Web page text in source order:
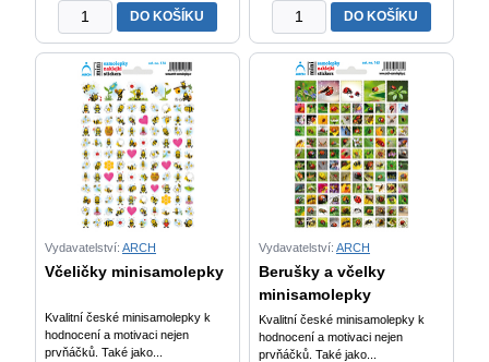
Hvězdičky
žluté
minisamolepky
množství
DO KOŠÍKU
Hvězdičky
červené
glitter
Deco
Stars
množství
DO KOŠÍKU
Vydavatelství: ARCH
Včeličky minisamolepky
Kvalitní české minisamolepky k
hodnocení a motivaci nejen
prvňáčků. Také jako...
Vydavatelství: ARCH
Berušky a včelky
minisamolepky
Kvalitní české minisamolepky k
hodnocení a motivaci nejen
prvňáčků. Také jako...